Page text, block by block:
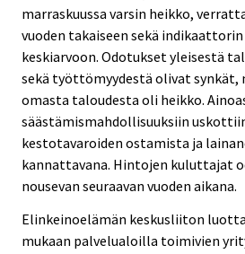
marraskuussa varsin heikko,
vuoden takaiseen sekä
keskiarvoon. Odotukset yleisestä
sekä työttömyydestä olivat synkät,
omasta taloudesta oli heikko.
säästämismahdollisuuksiin
kestotavaroiden ostamista ja
kannattavana. Hintojen kuluttajat
nousevan seuraavan vuoden aikana.
Elinkeinoelämän keskusliiton
mukaan palvelualoilla toimivien